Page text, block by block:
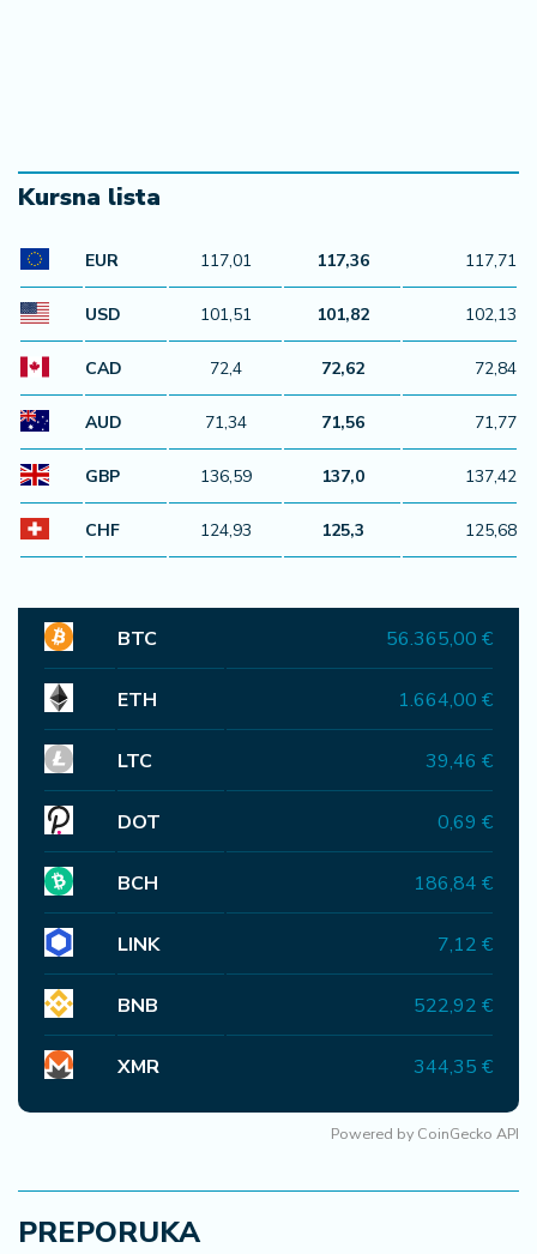
Kursna lista
EUR 117,01 117,36 117,71
USD 101,51 101,82 102,13
CAD 72,4 72,62 72,84
AUD 71,34 71,56 71,77
GBP 136,59 137,0 137,42
CHF 124,93 125,3 125,68
BTC 56.365,00 €
ETH 1.664,00 €
LTC 39,46 €
DOT 0,69 €
BCH 186,84 €
LINK 7,12 €
BNB 522,92 €
XMR 344,35 €
Powered by CoinGecko API
PREPORUKA